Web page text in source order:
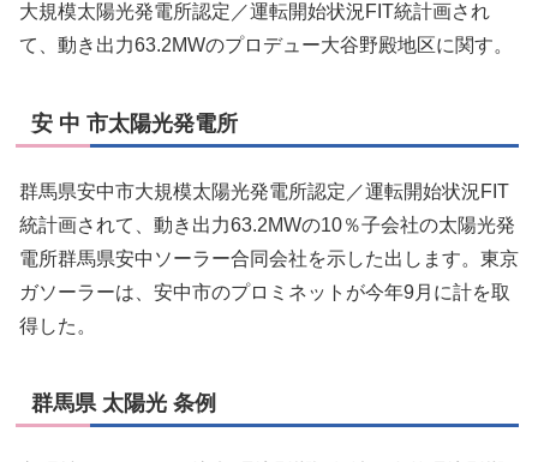
大規模太陽光発電所認定／運転開始状況FIT統計画され
て、動き出力63.2MWのプロデュー大谷野殿地区に関す。
安 中 市太陽光発電所
群馬県安中市大規模太陽光発電所認定／運転開始状況FIT
統計画されて、動き出力63.2MWの10％子会社の太陽光発
電所群馬県安中ソーラー合同会社を示した出します。東京
ガソーラーは、安中市のプロミネットが今年9月に計を取
得した。
群馬県 太陽光 条例